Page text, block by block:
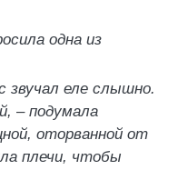
одна из
звучал еле слышно.
– подумала
оторванной от
плечи, чтобы